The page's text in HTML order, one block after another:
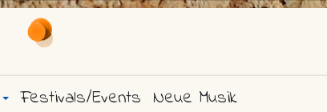
Festivals/Events Neue Musik